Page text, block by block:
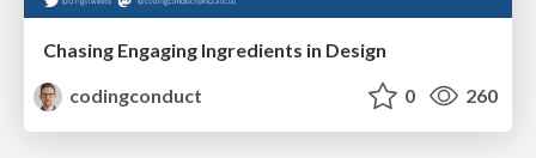
Chasing Engaging Ingredients in Design
codingconduct
0 260